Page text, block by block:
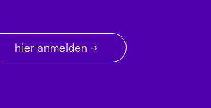
hier anmelden →